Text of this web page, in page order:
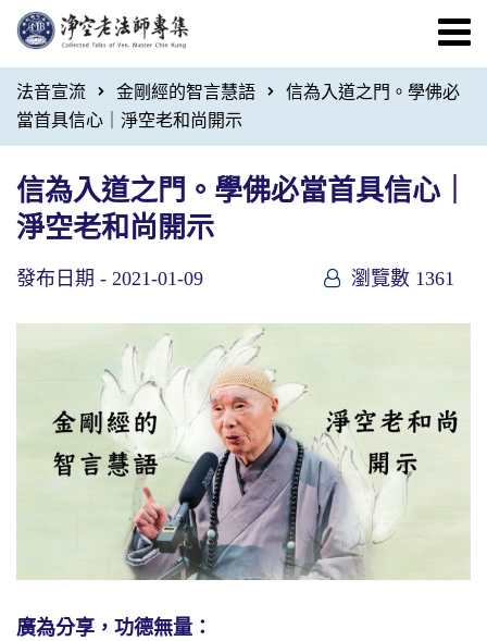
法音宣流 金剛經的智言慧語
信為入道之門。學佛必
當首具信心｜淨空老和尚開示
信為入道之門。學佛必當首具信心｜
淨空老和尚開示
發布日期 - 2021-01-09 瀏覽數 1361
廣為分享，功德無量：